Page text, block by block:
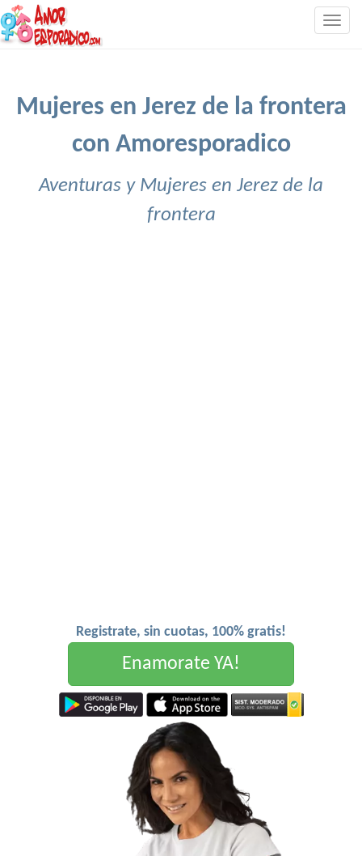
Mujeres en Jerez de la frontera
con Amoresporadico
Aventuras y Mujeres en Jerez de la
frontera
Registrate, sin cuotas, 100% gratis!
Enamorate YA!